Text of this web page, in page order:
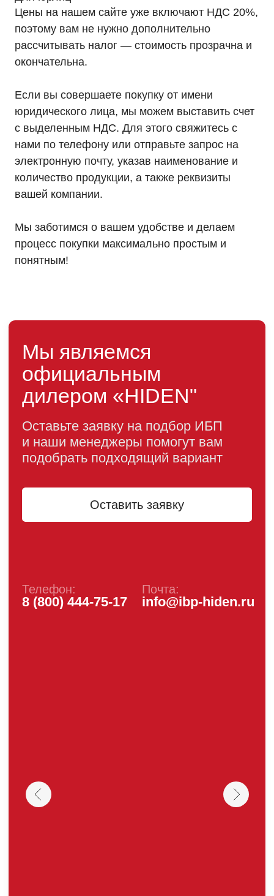
Цены на нашем сайте уже включают НДС 20%,
поэтому вам не нужно дополнительно
рассчитывать налог — стоимость прозрачна и
окончательна.
Если вы совершаете покупку от имени
юридического лица, мы можем выставить счет
с выделенным НДС. Для этого свяжитесь с
нами по телефону или отправьте запрос на
электронную почту, указав наименование и
количество продукции, а также реквизиты
вашей компании.
Мы заботимся о вашем удобстве и делаем
процесс покупки максимально простым и
понятным!